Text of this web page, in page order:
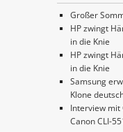
Großer
HP zwingt
in die Knie
HP zwingt
in die Knie
Samsung
Klone
Interview mit
Canon CLI-